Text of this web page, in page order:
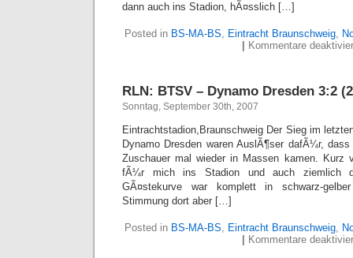
dann auch ins Stadion, hÃ¤sslich […]
Posted in BS-MA-BS, Eintracht Braunschweig,
Kommentare
RLN: BTSV – Dynamo Dresden 3:2
Sonntag, September 30th, 2007
Eintrachtstadion,Braunschweig Der Sieg im
Dynamo Dresden waren AuslÃ¶ser dafÃ¼r,
Zuschauer mal wieder in Massen kamen. Kurz
fÃ¼r mich ins Stadion und auch ziemlich
GÃ¤stekurve war komplett in schwarz-
Stimmung dort aber […]
Posted in BS-MA-BS, Eintracht Braunschweig,
Kommentare